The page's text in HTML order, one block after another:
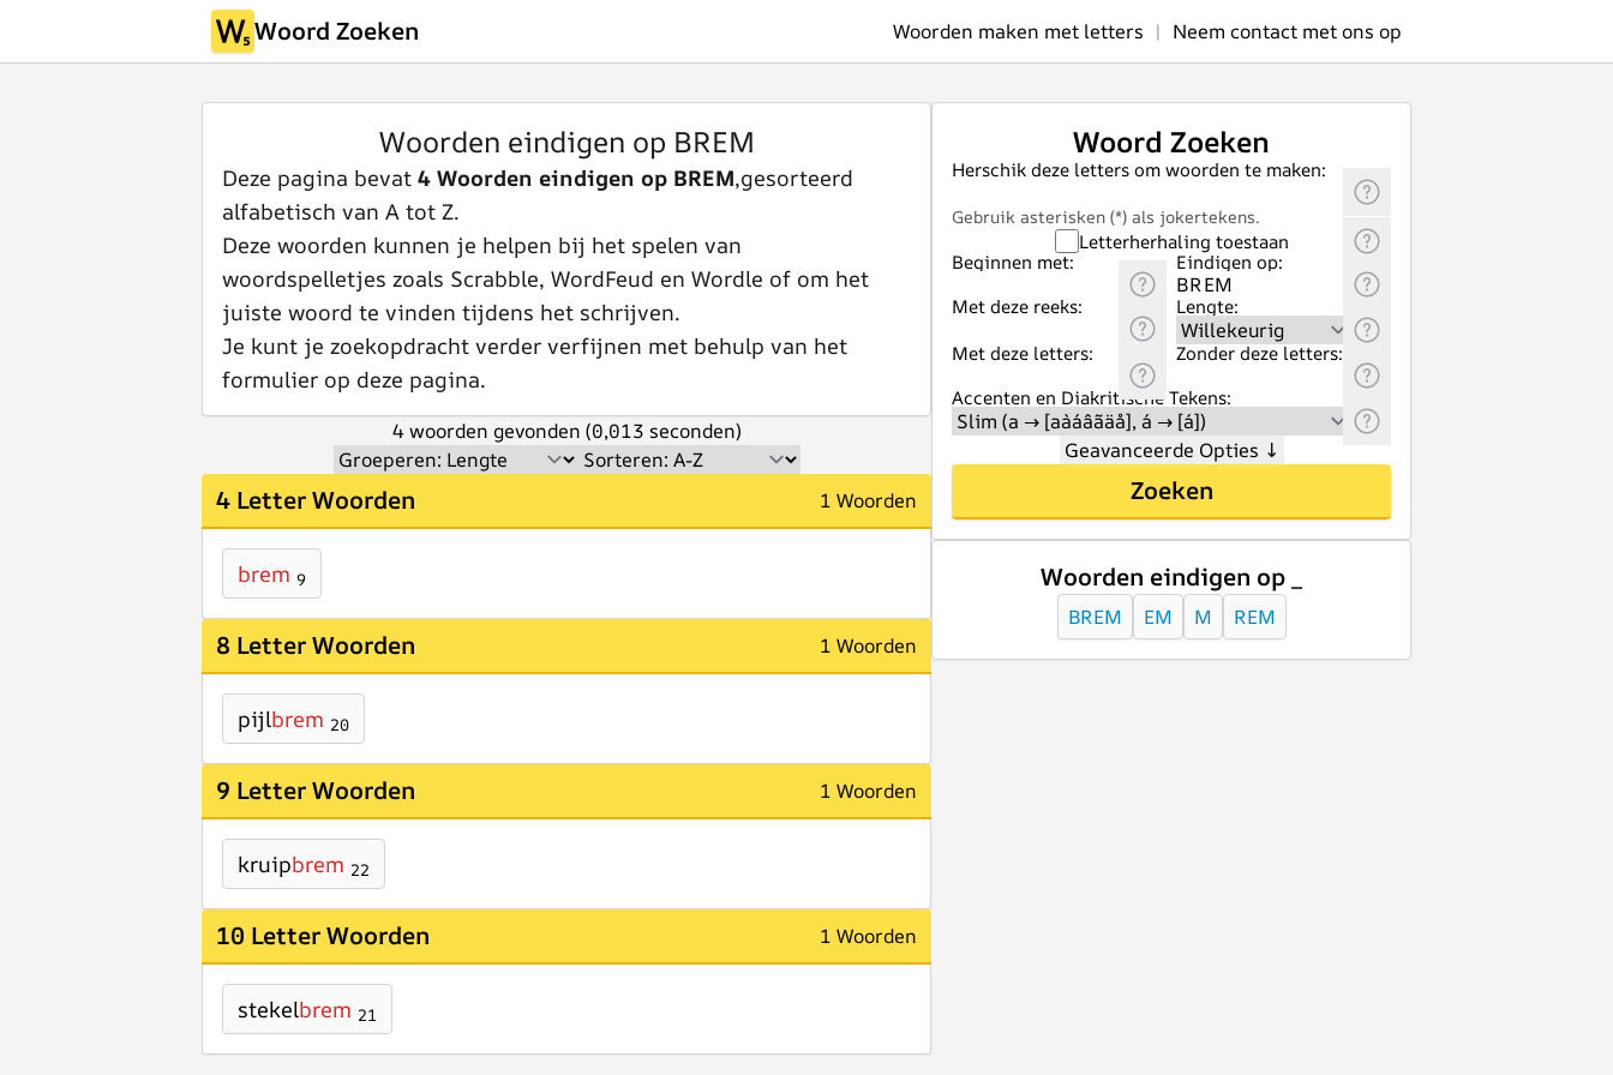
Woord Zoeken Woorden maken met letters | Neem contact met ons op
Woorden eindigen op BREM
Deze pagina bevat 4 Woorden eindigen op BREM,gesorteerd
alfabetisch van A tot Z.
Deze woorden kunnen je helpen bij het spelen van
woordspelletjes zoals Scrabble, WordFeud en Wordle of om het
juiste woord te vinden tijdens het schrijven.
Je kunt je zoekopdracht verder verfijnen met behulp van het
formulier op deze pagina.
4 woorden gevonden (0,013 seconden)
4 Letter Woorden 1 Woorden
brem 9
8 Letter Woorden 1 Woorden
pijlbrem 20
9 Letter Woorden 1 Woorden
kruipbrem 22
10 Letter Woorden 1 Woorden
stekelbrem 21
Woord Zoeken
Herschik deze letters om woorden te maken:
Gebruik asterisken (*) als jokertekens.
Letterherhaling toestaan
Beginnen met:
Eindigen op:
Met deze reeks:
Lengte:
Met deze letters:
Zonder deze letters:
Accenten en Diakritische Tekens:
Geavanceerde Opties ↓
Zoeken
Woorden eindigen op _
BREM EM M REM